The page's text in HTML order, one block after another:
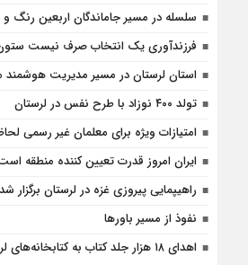
سلسله در مسیر جاماندگان اربعین رنگ و
فرزندآوری یک انتخاب صرف نیست
استان لرستان در مسیر مدیریت هوشمند
تولد ۴۰۰ نوزاد با طرح نفس در لرستان
امتیازات ویژه برای معلمان غیر رسمی
ایران امروز قدرت تعیین کننده منطقه
راهیپمایی پیروزی غزه در لرستان برگزار شد
نفوذ از مسیر باورها
اهدای ۱۸ هزار جلد کتاب به کتابخانه‌های لرستان